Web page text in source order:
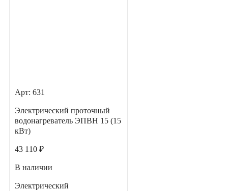
Арт: 631
Электрический проточный
водонагреватель ЭПВН 15 (15
кВт)
43 110 ₽
В наличии
Электрический